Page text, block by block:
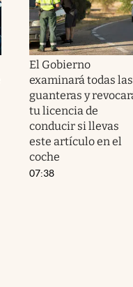
El Gobierno
examinará todas las
guanteras y
tu licencia de
conducir si llevas
este artículo en el
coche
07:38